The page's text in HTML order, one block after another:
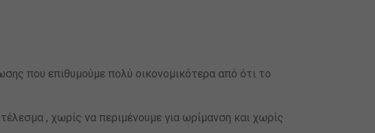
που επιθυμούμε πολύ οικονομικότερα από ότι το
, χωρίς να περιμένουμε για ωρίμανση και χωρίς